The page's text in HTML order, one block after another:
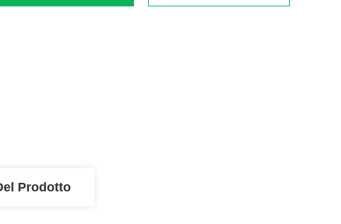
Prodotto